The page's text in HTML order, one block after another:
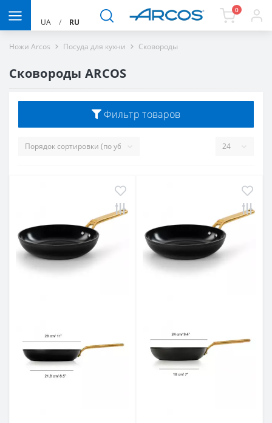
UA / RU
0
Ножи Arcos Посуда для кухни Сковороды
Сковороды ARCOS
Фильтр товаров